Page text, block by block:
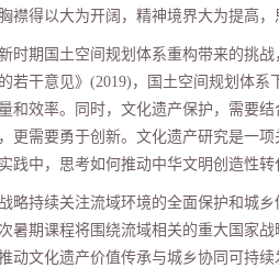
襟得以大为开阔，精神境界大为提高，
时期国土空间规划体系重构带来的挑
若干意见》 (2019) ，国土空间规划体系
和效率。同时，文化遗产保护，需要
更需要勇于创新。文化遗产研究是一
践中，思考如何推动中华文明创造性
略持续关注流域环境的全面保护和城
暑期课程将围绕流域相关的重大国家
动文化遗产价值传承与城乡协同可持续